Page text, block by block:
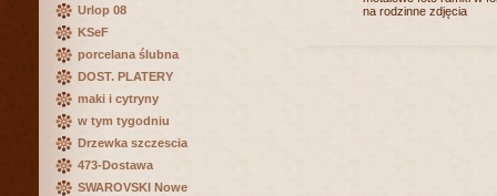
Urlop 08
KSeF
porcelana ślubna
DOST. PLATERY
maki i cytryny
w tym tygodniu
Drzewka szczescia
473-Dostawa
SWAROVSKI Nowe
na rodzinne zdjęcia